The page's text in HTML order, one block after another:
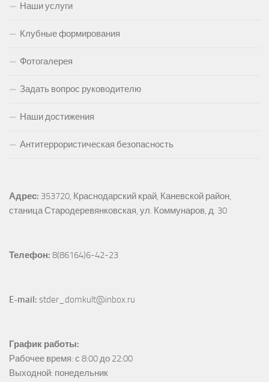
Наши услуги
Клубные формирования
Фотогалерея
Задать вопрос руководителю
Наши достижения
Антитеррористическая безопасность
Адрес: 353720, Краснодарский край, Каневской район,
станица Стародеревянковская, ул. Коммунаров, д. 30
Телефон: 8(86164)6-42-23
E-mail: stder_domkult@inbox.ru
График работы:
Рабочее время: с 8:00 до 22:00
Выходной: понедельник